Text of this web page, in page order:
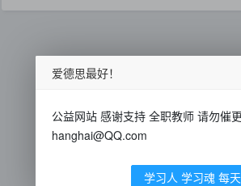
爱德思最好！
公益网站 感谢支持 全职教师 请勿催
hanghai@QQ.com
学习人 学习魂 每